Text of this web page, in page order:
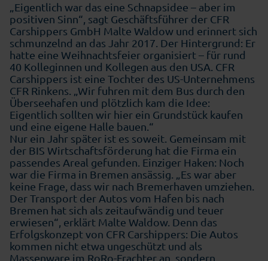
„Eigentlich war das eine Schnapsidee – aber im
positiven Sinn“, sagt Geschäftsführer der CFR
Carshippers GmbH Malte Waldow und erinnert sich
schmunzelnd an das Jahr 2017. Der Hintergrund: Er
hatte eine Weihnachtsfeier organisiert – für rund
40 Kolleginnen und Kollegen aus den USA. CFR
Carshippers ist eine Tochter des US-Unternehmens
CFR Rinkens. „Wir fuhren mit dem Bus durch den
Überseehafen und plötzlich kam die Idee:
Eigentlich sollten wir hier ein Grundstück kaufen
und eine eigene Halle bauen.“
Nur ein Jahr später ist es soweit. Gemeinsam mit
der BIS Wirtschaftsförderung hat die Firma ein
passendes Areal gefunden. Einziger Haken: Noch
war die Firma in Bremen ansässig. „Es war aber
keine Frage, dass wir nach Bremerhaven umziehen.
Der Transport der Autos vom Hafen bis nach
Bremen hat sich als zeitaufwändig und teuer
erwiesen“, erklärt Malte Waldow. Denn das
Erfolgskonzept von CFR Carshippers: Die Autos
kommen nicht etwa ungeschützt und als
Massenware im RoRo-Frachter an, sondern